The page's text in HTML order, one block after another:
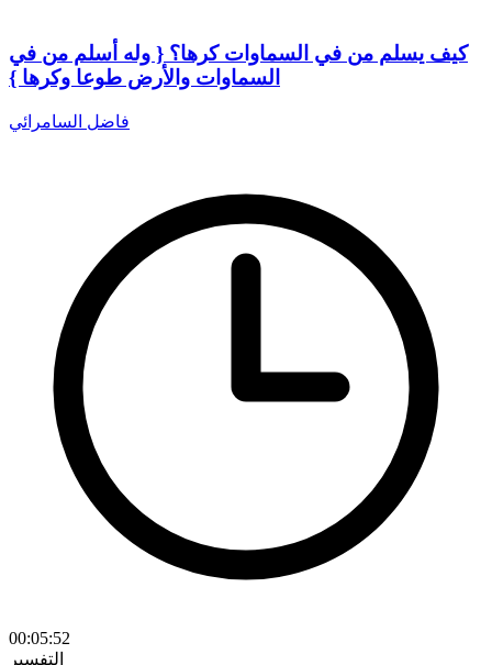
كيف يسلم من في السماوات كرها؟ { وله أسلم من في
السماوات والأرض طوعا وكرها }
فاضل السامرائي
00:05:52
التفسير